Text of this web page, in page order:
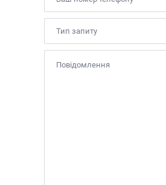
Тип запиту